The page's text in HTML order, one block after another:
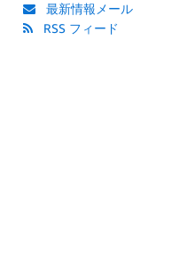
最新情報メール
RSS フィード